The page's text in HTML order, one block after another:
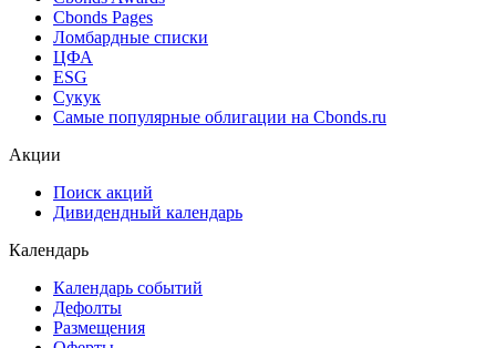
Cbonds Pages
Ломбардные списки
ЦФА
ESG
Сукук
Самые популярные облигации на Cbonds.ru
Акции
Поиск акций
Дивидендный календарь
Календарь
Календарь событий
Дефолты
Размещения